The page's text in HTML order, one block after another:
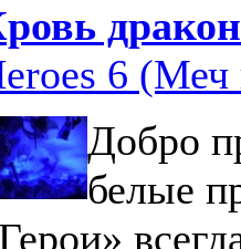
6 (Меч
Добро
белые